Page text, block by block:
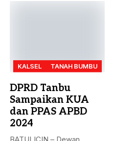
KALSEL TANAH BUMBU
DPRD Tanbu
Sampaikan KUA
dan PPAS APBD
2024
BATULICIN – Dewan